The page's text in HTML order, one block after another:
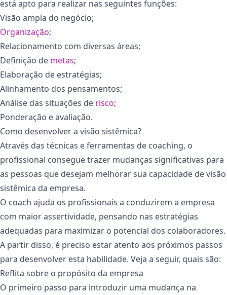
está apto para realizar nas seguintes funções:
Visão ampla do negócio;
Organização;
Relacionamento com diversas áreas;
Definição de metas;
Elaboração de estratégias;
Alinhamento dos pensamentos;
Análise das situações de risco;
Ponderação e avaliação.
Como desenvolver a visão sistêmica?
Através das técnicas e ferramentas de coaching, o
profissional consegue trazer mudanças significativas para
as pessoas que desejam melhorar sua capacidade de visão
sistêmica da empresa.
O coach ajuda os profissionais a conduzirem a empresa
com maior assertividade, pensando nas estratégias
adequadas para maximizar o potencial dos colaboradores.
A partir disso, é preciso estar atento aos próximos passos
para desenvolver esta habilidade. Veja a seguir, quais são:
Reflita sobre o propósito da empresa
O primeiro passo para introduzir uma mudança na